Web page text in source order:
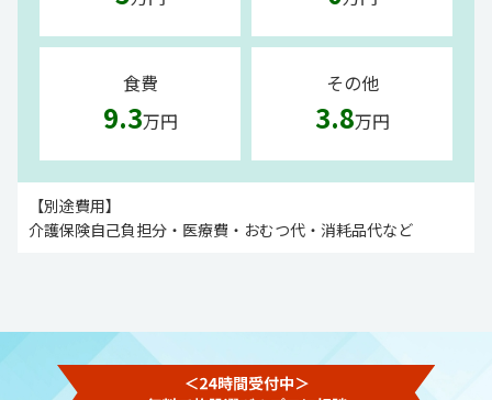
食費
9.3万円
その他
3.8万円
【別途費用】
介護保険自己負担分・医療費・おむつ代・消耗品代など